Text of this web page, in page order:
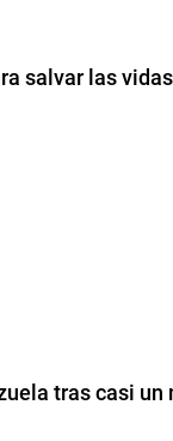
salvar las
tras casi